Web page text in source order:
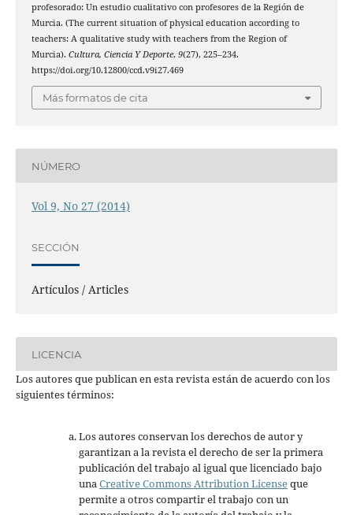
profesorado: Un estudio cualitativo con profesores de la Región de
Murcia. (The current situation of physical education according to
teachers: A qualitative study with teachers from the Region of
Murcia). Cultura, Ciencia Y Deporte, 9(27), 225–234.
https://doi.org/10.12800/ccd.v9i27.469
Más formatos de cita
NÚMERO
Vol 9, No 27 (2014)
SECCIÓN
Artículos / Articles
LICENCIA
Los autores que publican en esta revista están de acuerdo con los
siguientes términos:
Los autores conservan los derechos de autor y
garantizan a la revista el derecho de ser la primera
publicación del trabajo al igual que licenciado bajo
unaCreative Commons Attribution Licenseque
permite a otros compartir el trabajo con un